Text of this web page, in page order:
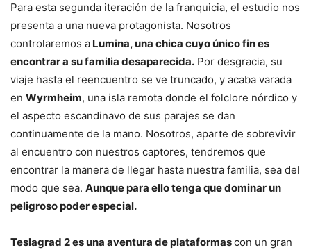
Para esta segunda iteración de la franquicia, el estudio nos
presenta a una nueva protagonista. Nosotros
controlaremos a Lumina, una chica cuyo único fin es
encontrar a su familia desaparecida. Por desgracia, su
viaje hasta el reencuentro se ve truncado, y acaba varada
en Wyrmheim, una isla remota donde el folclore nórdico y
el aspecto escandinavo de sus parajes se dan
continuamente de la mano. Nosotros, aparte de sobrevivir
al encuentro con nuestros captores, tendremos que
encontrar la manera de llegar hasta nuestra familia, sea del
modo que sea. Aunque para ello tenga que dominar un
peligroso poder especial.
Teslagrad 2 es una aventura de plataformascon un gran